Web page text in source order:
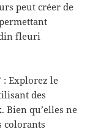
peut créer de
fleuri
Explorez le
des
Bien qu’elles ne
colorants